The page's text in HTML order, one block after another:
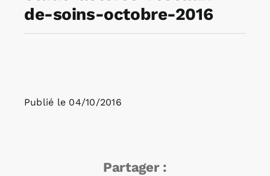
Agenda
de-soins-octobre-2016
Publié le 04/10/2016
Partager :